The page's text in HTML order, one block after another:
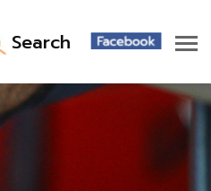
Search